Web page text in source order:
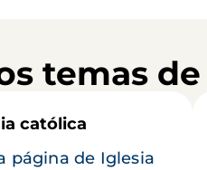
temas
católica
página de Iglesia